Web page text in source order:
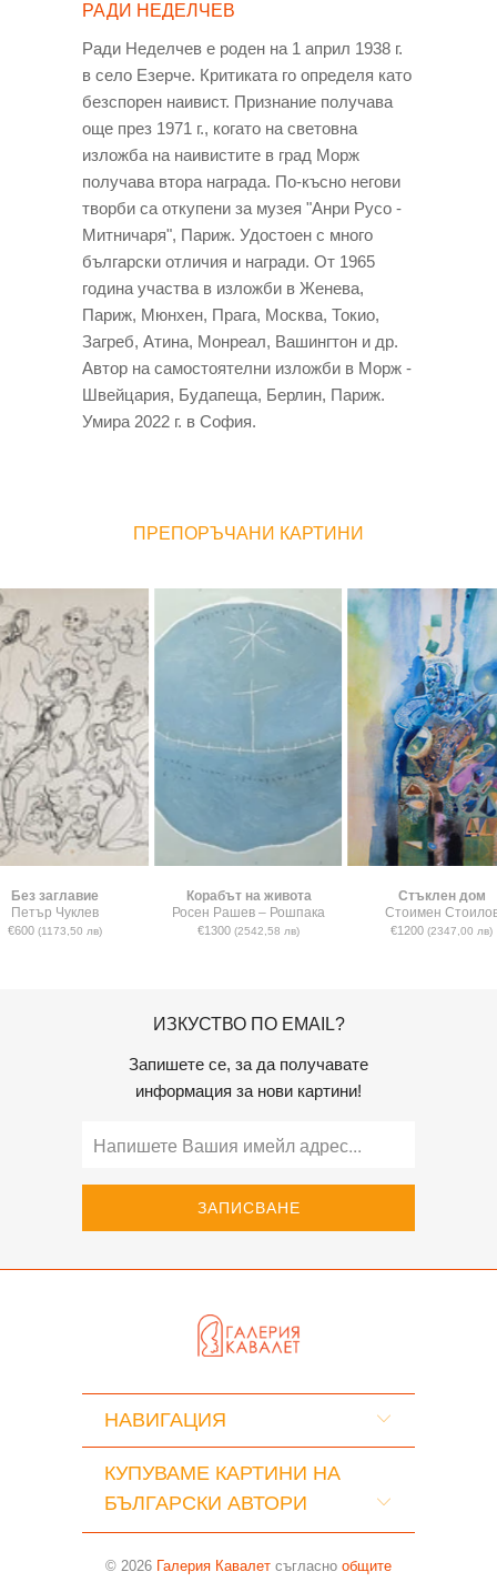
РАДИ НЕДЕЛЧЕВ
Ради Неделчев е роден на 1 април 1938 г.
в село Езерче. Критиката го определя като
безспорен наивист. Признание получава
още през 1971 г., когато на световна
изложба на наивистите в град Морж
получава втора награда. По-късно негови
творби са откупени за музея "Анри Русо -
Митничаря", Париж. Удостоен с много
български отличия и награди. От 1965
година участва в изложби в Женева,
Париж, Мюнхен, Прага, Москва, Токио,
Загреб, Атина, Монреал, Вашингтон и др.
Автор на самостоятелни изложби в Морж -
Швейцария, Будапеща, Берлин, Париж.
Умира 2022 г. в София.
ПРЕПОРЪЧАНИ КАРТИНИ
Без заглавие
Петър Чуклев
€600(1173,50 лв)
Корабът на живота
Росен Рашев – Рошпака
€1300(2542,58 лв)
Стъклен дом
Стоимен
€1200(2347,00 лв)
ИЗКУСТВО ПО EMAIL?
Запишете се, за да получавате
информация за нови картини!
НАВИГАЦИЯ
КУПУВАМЕ КАРТИНИ НА
БЪЛГАРСКИ АВТОРИ
© 2026 Галерия Кавалет съгласно общите